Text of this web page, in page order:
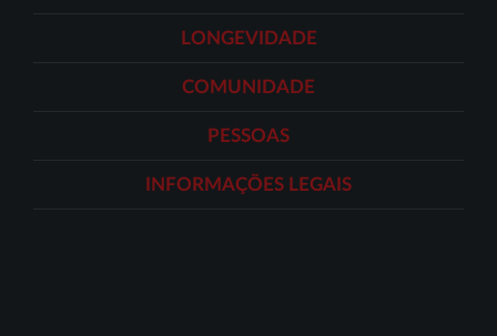
LONGEVIDADE
COMUNIDADE
PESSOAS
INFORMAÇÕES LEGAIS